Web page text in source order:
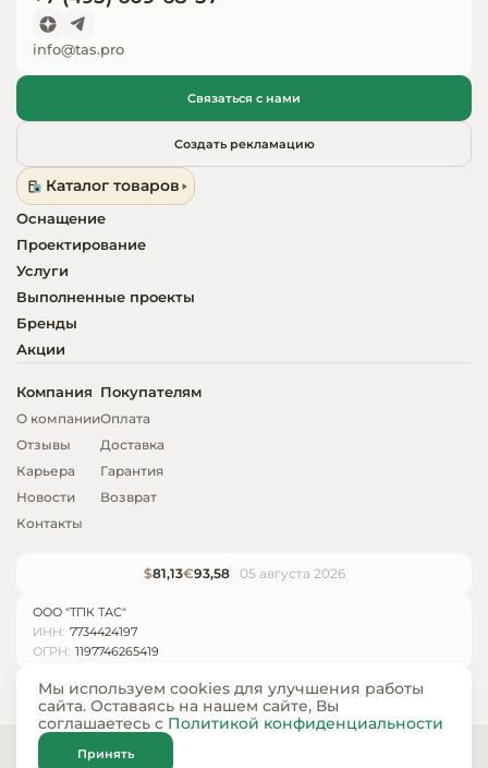
info@tas.pro
Связаться с нами
Создать рекламацию
Каталог товаров
Оснащение
Проектирование
Услуги
Выполненные проекты
Бренды
Акции
Компания
О компании
Отзывы
Карьера
Новости
Контакты
Покупателям
Оплата
Доставка
Гарантия
Возврат
$81,13€93,58 05 августа 2026
ООО "ТПК ТАС"
ИНН: 7734424197
ОГРН: 1197746265419
© ООО «ТПК ТАС» 2024 — 2026
Карта сайта
Мы используем cookies для улучшения работы
сайта. Оставаясь на нашем сайте, Вы
соглашаетесь с Политикой конфиденциальности
Принять